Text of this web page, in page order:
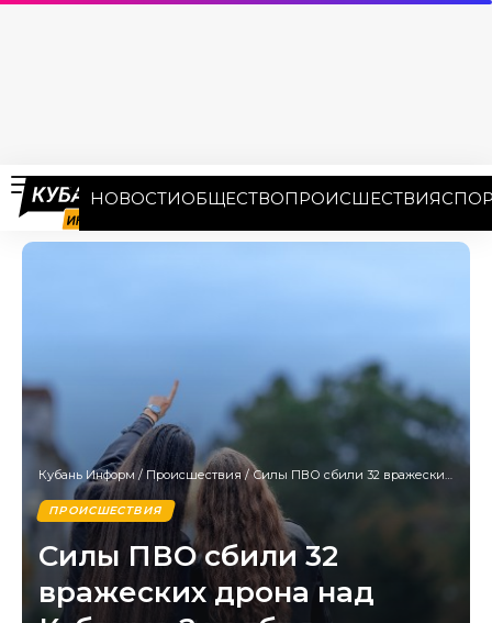
НОВОСТИОБЩЕСТВОПРОИСШЕСТВИЯ
Кубань Информ / Происшествия/Силы ПВО сбили 32 вражеских дрона над Кубанью 2 ноября
ПРОИСШЕСТВИЯ
Силы ПВО сбили 32
вражеских дрона над